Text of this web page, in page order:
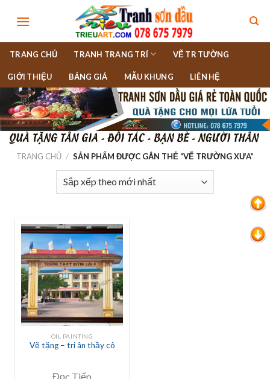
TRANG CHỦ TRANH TRANG TRÍ VẼ TR TƯỜNG
GIỚI THIỆU BẢNG GIÁ MẪU KHUNG LIÊN HỆ
TRANG CHỦ / SẢN PHẨM ĐƯỢC GẮN THẺ “VẼ TRƯỜNG XƯA”
OIL PAINTING
Vẽ tặng – tri ân thầy cô
Đọc Tiếp